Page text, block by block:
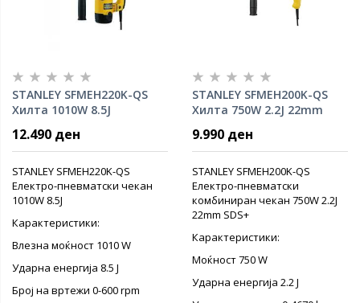
STANLEY SFMEH220K-QS
Хилта 1010W 8.5J
12.490 ден
STANLEY SFMEH220K-QS
Електро-пневматски чекан
1010W 8.5J
Карактеристики:
Влезна моќност 1010 W
Ударна енергија 8.5 Ј
Број на вртежи 0-600 rpm
STANLEY SFMEH200K-QS
Хилта 750W 2.2J 22mm
9.990 ден
STANLEY SFMEH200K-QS
Електро-пневматски
комбиниран чекан 750W 2.2J
22mm SDS+
Карактеристики:
Моќност 750 W
Ударна енергија 2.2 Ј